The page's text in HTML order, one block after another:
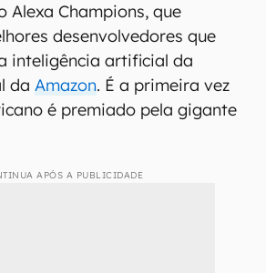
Alexa Champions, que
desenvolvedores que
inteligência artificial da
da Amazon. É a primeira vez
é premiado pela gigante
APÓS A PUBLICIDADE